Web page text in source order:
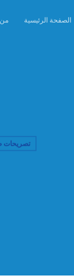
الصفحة الرئيسية
تصريحات